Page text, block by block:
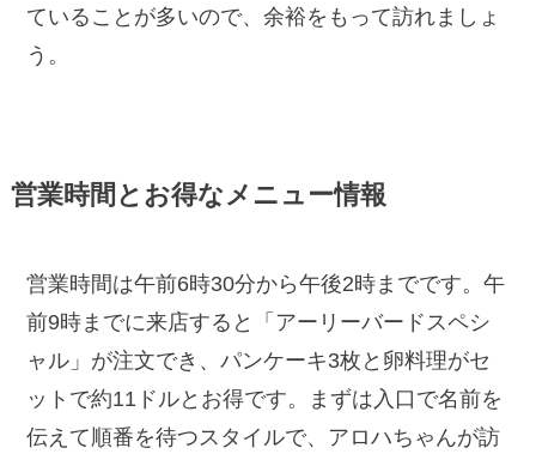
ていることが多いので、余裕をもって訪れましょ
う。
営業時間とお得なメニュー情報
営業時間は午前6時30分から午後2時までです。午
前9時までに来店すると「アーリーバードスペシ
ャル」が注文でき、パンケーキ3枚と卵料理がセ
ットで約11ドルとお得です。まずは入口で名前を
伝えて順番を待つスタイルで、アロハちゃんが訪